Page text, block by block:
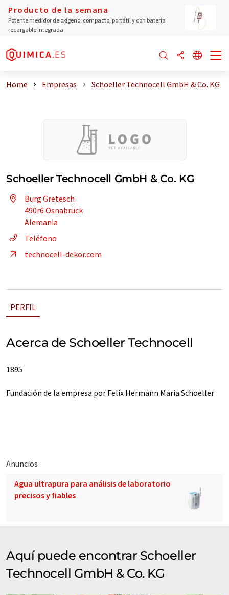
Producto de la semana
Potente medidor de oxígeno: compacto, portátil y con batería
recargable integrada
Home Empresas Schoeller Technocell GmbH & Co. KG
Schoeller Technocell GmbH & Co. KG
Burg Gretesch
490r6 Osnabrück
Alemania
Teléfono
technocell-dekor.com
PERFIL
Acerca de Schoeller Technocell
1895
Fundación de la empresa por Felix Hermann Maria Schoeller
Anuncios
Agua ultrapura para análisis de laboratorio
precisos y fiables
Aquí puede encontrar Schoeller
Technocell GmbH & Co. KG